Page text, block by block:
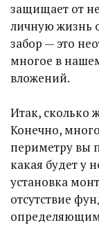
защищает от
личную жизнь
забор — это
многое в
вложений.
Итак, сколько
Конечно,
периметру вы
какая будет у
установка
отсутствие
определяющим